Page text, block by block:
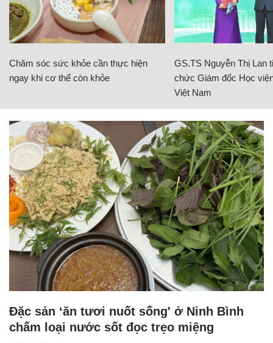
Chăm sóc sức khỏe cần thực hiện
ngay khi cơ thể còn khỏe
GS.TS Nguyễn Thị Lan
chức Giám đốc Học
Việt Nam
Đặc sản ‘ăn tươi nuốt sống' ở Ninh Bình
chấm loại nước sốt đọc trẹo miệng